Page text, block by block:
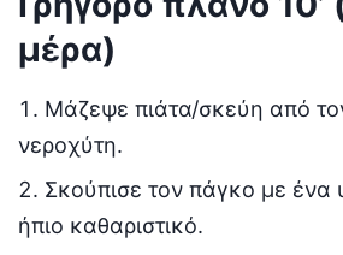
μέρα)
Μάζεψε πιάτα/σκεύη από
νεροχύτη.
Σκούπισε τον πάγκο με ένα
ήπιο καθαριστικό.